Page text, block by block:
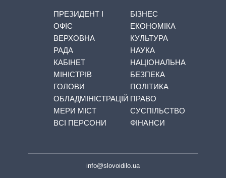
ПРЕЗИДЕНТ І
ОФІС
ВЕРХОВНА
РАДА
КАБІНЕТ
МІНІСТРІВ
ГОЛОВИ
ОБЛАДМІНІСТРАЦІЙ
МЕРИ МІСТ
ВСІ ПЕРСОНИ
БІЗНЕС
ЕКОНОМІКА
КУЛЬТУРА
НАУКА
НАЦІОНАЛЬНА
БЕЗПЕКА
ПОЛІТИКА
ПРАВО
СУСПІЛЬСТВО
ФІНАНСИ
info@slovoidilo.ua